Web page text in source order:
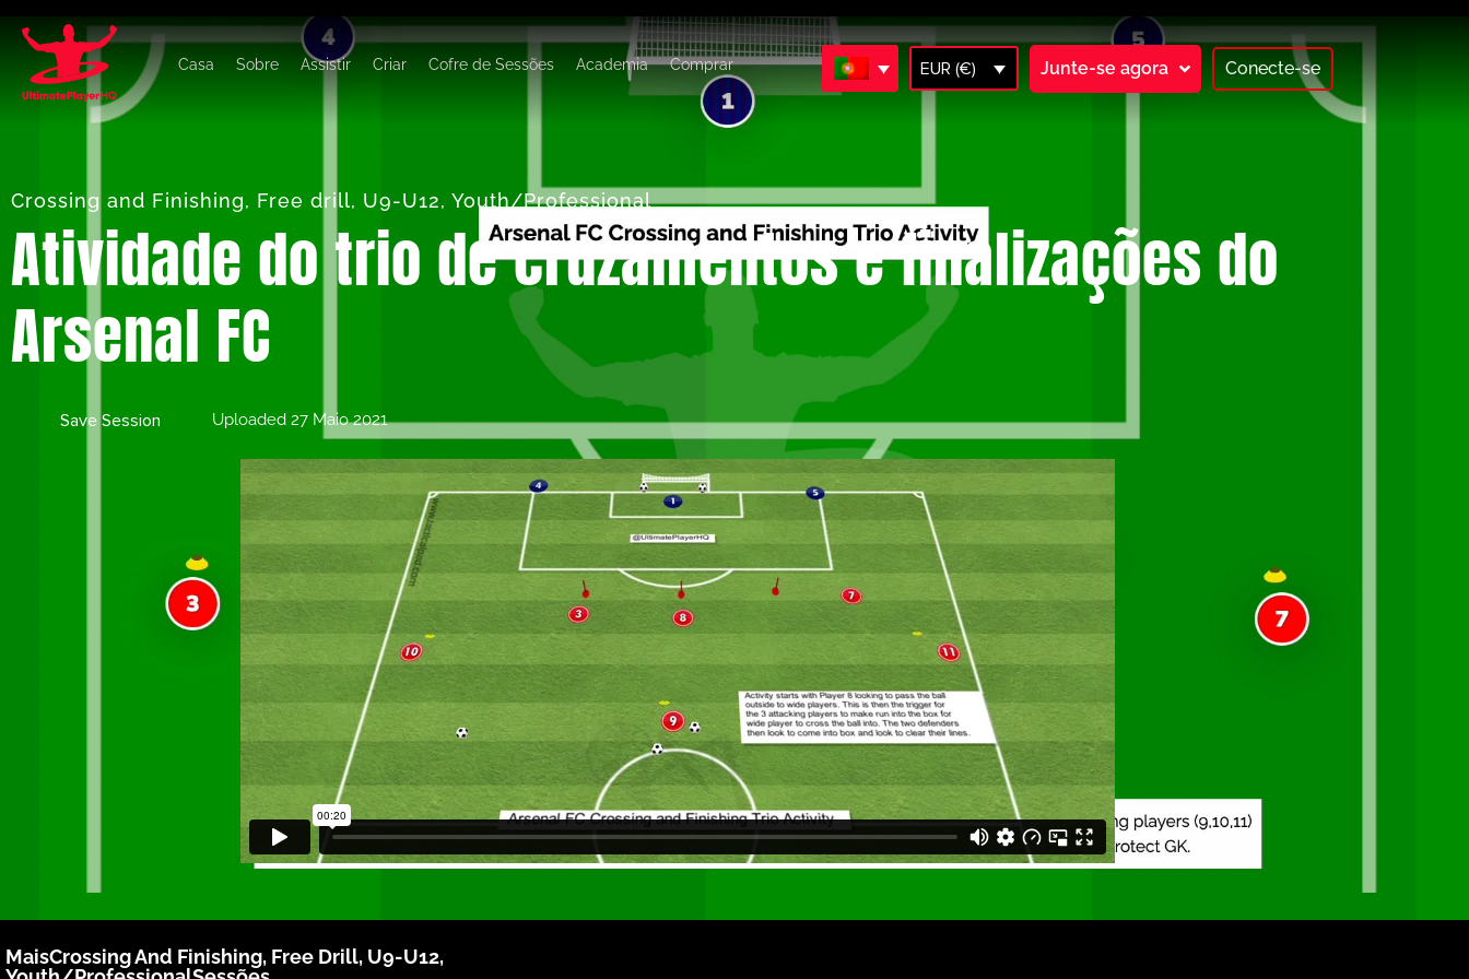
Casa Sobre Assistir Criar Cofre de Sessões Academia Comprar EUR (€) Junte-se agora Conecte-se
Crossing and Finishing, Free drill, U9-U12, Youth/Professional
Atividade do trio de cruzamentos e finalizações do
Arsenal FC
Save Session Uploaded 27 Maio 2021
MaisCrossing And Finishing, Free Drill, U9-U12,